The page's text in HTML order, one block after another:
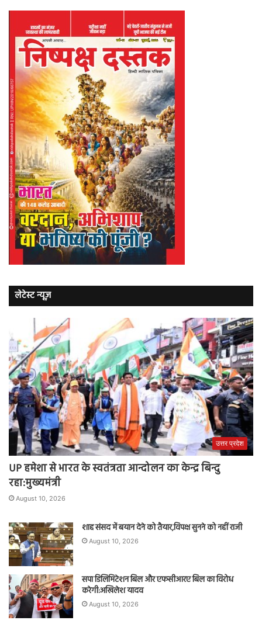
लेटेस्ट न्यूज़
उत्तर प्रदेश
UP हमेशा से भारत के स्वतंत्रता आन्दोलन का केन्द्र बिन्दु
रहा:मुख्यमंत्री
August 10, 2026
शाह संसद में बयान देने को तैयार,विपक्ष सुनने को नहीं राजी
August 10, 2026
सपा डिलिमिटेशन बिल और एफसीआरए बिल का विरोध
करेगी:अखिलेश यादव
August 10, 2026